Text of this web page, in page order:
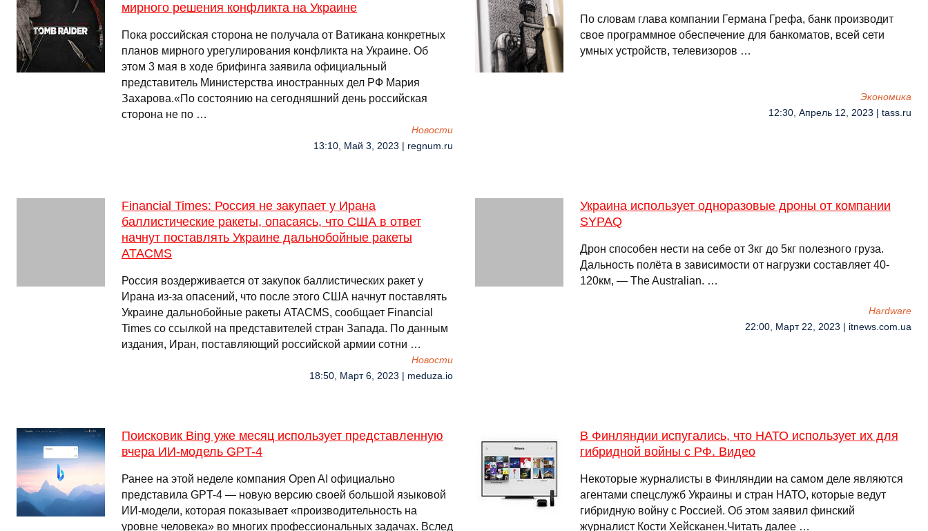
мирного решения конфликта на Украине
Пока российская сторона не получала от Ватикана конкретных
планов мирного урегулирования конфликта на Украине. Об
этом 3 мая в ходе брифинга заявила официальный
представитель Министерства иностранных дел РФ Мария
Захарова.«По состоянию на сегодняшний день российская
сторона не по …
Новости
13:10, Май 3, 2023 | regnum.ru
По словам глава компании Германа Грефа, банк производит
свое программное обеспечение для банкоматов, всей сети
умных устройств, телевизоров …
Экономика
12:30, Апрель 12, 2023 | tass.ru
Financial Times: Россия не закупает у Ирана
баллистические ракеты, опасаясь, что США в ответ
начнут поставлять Украине дальнобойные ракеты
ATACMS
Россия воздерживается от закупок баллистических ракет у
Ирана из-за опасений, что после этого США начнут поставлять
Украине дальнобойные ракеты ATACMS, сообщает Financial
Times со ссылкой на представителей стран Запада. По данным
издания, Иран, поставляющий российской армии сотни …
Новости
18:50, Март 6, 2023 | meduza.io
Украина использует одноразовые дроны от компании
SYPAQ
Дрон способен нести на себе от 3кг до 5кг полезного груза.
Дальность полёта в зависимости от нагрузки составляет 40-
120км, — The Australian. …
Hardware
22:00, Март 22, 2023 | itnews.com.ua
Поисковик Bing уже месяц использует представленную
вчера ИИ-модель GPT-4
Ранее на этой неделе компания Open AI официально
представила GPT-4 — новую версию своей большой языковой
ИИ-модели, которая показывает «производительность на
уровне человека» во многих профессиональных задачах. Вслед
В Финляндии испугались, что НАТО использует их для
гибридной войны с РФ. Видео
Некоторые журналисты в Финляндии на самом деле являются
агентами спецслужб Украины и стран НАТО, которые ведут
гибридную войну с Россией. Об этом заявил финский
журналист Кости Хейсканен.Читать далее …